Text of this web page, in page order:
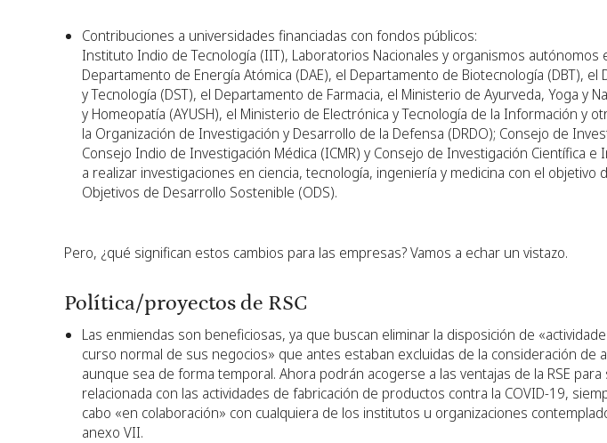
Contribuciones a universidades financiadas con fondos públicos:
Instituto Indio de Tecnología (IIT), Laboratorios Nacionales y organismos autónomos
Departamento de Energía Atómica (DAE), el Departamento de Biotecnología (DBT), el
y Tecnología (DST), el Departamento de Farmacia, el Ministerio de Ayurveda, Yoga y
y Homeopatía (AYUSH), el Ministerio de Electrónica y Tecnología de la Información y
la Organización de Investigación y Desarrollo de la Defensa (DRDO); Consejo de
Consejo Indio de Investigación Médica (ICMR) y Consejo de Investigación Científica e
a realizar investigaciones en ciencia, tecnología, ingeniería y medicina con el objetivo
Objetivos de Desarrollo Sostenible (ODS).
Pero, ¿qué significan estos cambios para las empresas? Vamos a echar un vistazo.
Política/proyectos de RSC
Las enmiendas son beneficiosas, ya que buscan eliminar la disposición de
curso normal de sus negocios» que antes estaban excluidas de la consideración de
aunque sea de forma temporal. Ahora podrán acogerse a las ventajas de la RSE
relacionada con las actividades de fabricación de productos contra la COVID-19,
cabo «en colaboración» con cualquiera de los institutos u organizaciones
anexo VII.